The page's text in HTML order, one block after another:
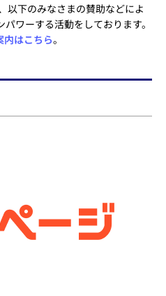
以下のみなさまの賛助などによ
ワーする活動をしております。
はこちら。